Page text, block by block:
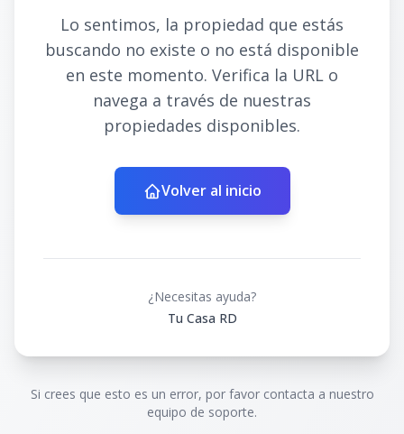
Lo sentimos, la propiedad que estás
buscando no existe o no está disponible
en este momento. Verifica la URL o
navega a través de nuestras
propiedades disponibles.
Volver al inicio
¿Necesitas ayuda?
Tu Casa RD
Si crees que esto es un error, por favor contacta a nuestro
equipo de soporte.